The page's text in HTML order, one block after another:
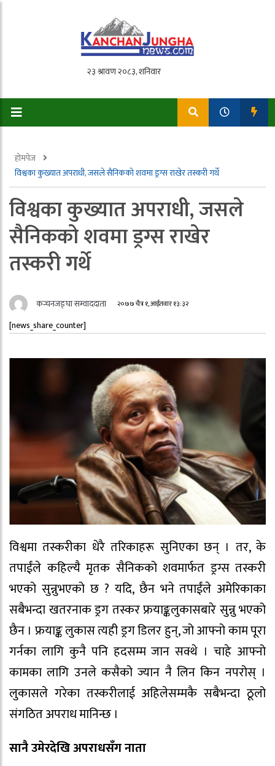
होमपेज
विश्वका कुख्यात अपराधी, जसले सैनिकको शवमा ड्रग्स राखेर तस्करी गर्थे
विश्वका कुख्यात अपराधी, जसले
सैनिकको शवमा ड्रग्स राखेर
तस्करी गर्थे
कन्चनजङ्घा सम्वाददाता २०७७ चैत्र १, आईतवार १३:३२
[news_share_counter]
विश्वमा तस्करीका धेरै तरिकाहरू सुनिएका छन् । तर, के
तपाईंले कहिल्यै मृतक सैनिकको शवमार्फत ड्रग्स तस्करी
भएको सुन्नुभएको छ ? यदि, छैन भने तपाईंले अमेरिकाका
सबैभन्दा खतरनाक ड्रग तस्कर फ्रयाङ्कलुकासबारे सुन्नु भएको
छैन । फ्रयाङ्क लुकास त्यही ड्रग डिलर हुन्, जो आफ्नो काम पूरा
गर्नका लागि कुनै पनि हदसम्म जान सक्थे । चाहे आफ्नो
कामका लागि उनले कसैको ज्यान नै लिन किन नपरोस् ।
लुकासले गरेका तस्करीलाई अहिलेसम्मकै सबैभन्दा ठूलो
संगठित अपराध मानिन्छ ।
सानै उमेरदेखि अपराधसँग नाता